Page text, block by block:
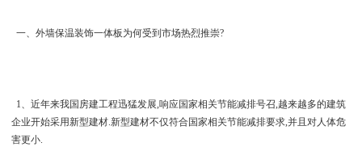
一、外墙保温装饰一体板为何受到市场热烈推崇?
1、近年来我国房建工程迅猛发展,响应国家相关节能减排号召,越来越多的建筑
企业开始采用新型建材.新型建材不仅符合国家相关节能减排要求,并且对人体危
害更小.